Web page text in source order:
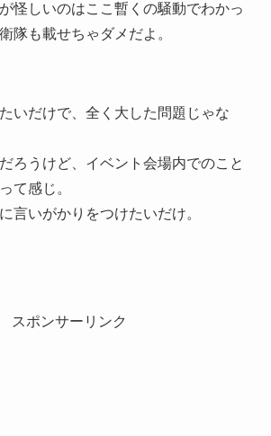
怪しいのはここ暫くの騒動でわかっ
隊も載せちゃダメだよ。
いだけで、全く大した問題じゃな
ろうけど、イベント会場内でのこと
て感じ。
言いがかりをつけたいだけ。
スポンサーリンク